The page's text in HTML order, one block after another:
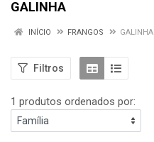
GALINHA
INÍCIO FRANGOS GALINHA
Filtros
1 produtos ordenados por: